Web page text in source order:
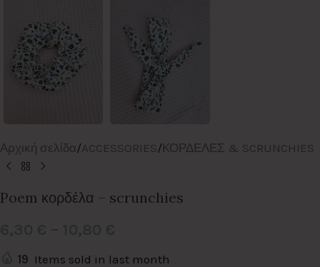
Αρχική σελίδα/ACCESSORIES/ΚΟΡΔΕΛΕΣ & SCRUNCHIES
Poem κορδέλα – scrunchies
19 Items sold in last month